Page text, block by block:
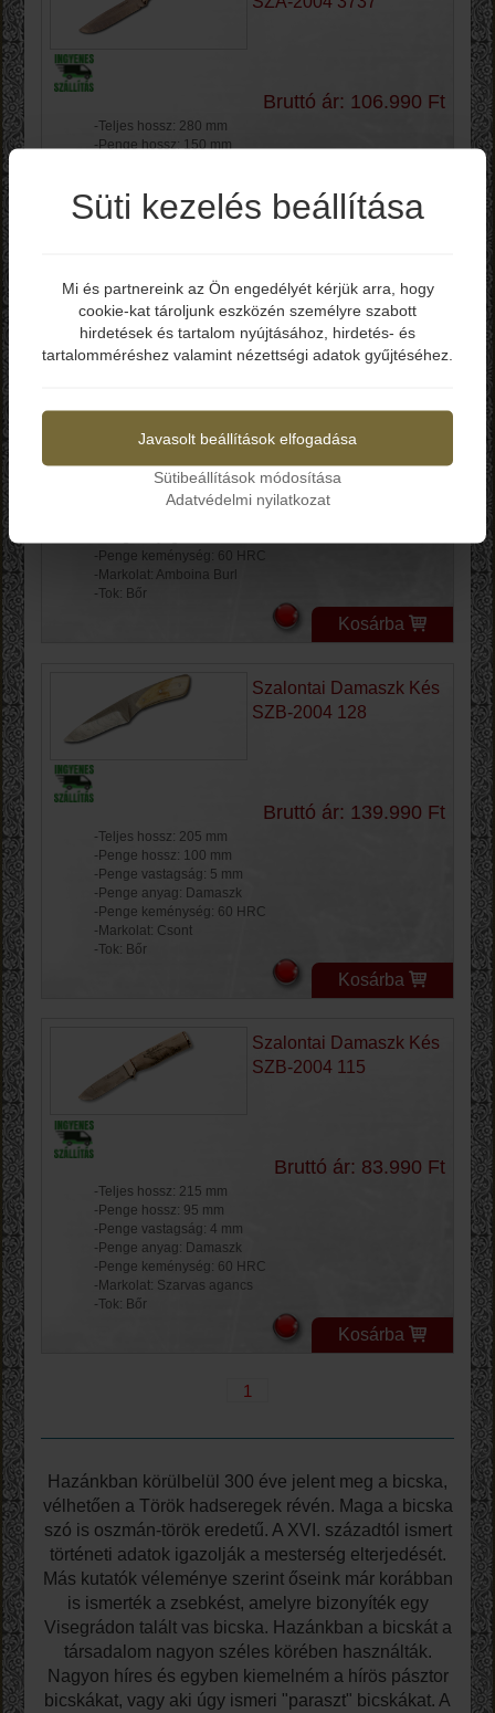
Bruttó ár: 106.990 Ft
-Teljes hossz: 280 mm
-Penge hossz: 150 mm
-Penge keménység: 60 HRC
-Markolat: Amboina Burl
Szalontai Damaszk Kés
SZB-2002 741
-Teljes hossz: 220 mm
-Penge hossz: 105 mm
-Penge keménység: 60 HRC
-Markolat: Amboina Burl
-Tok: Bőr
Kosárba
Szalontai Damaszk Kés
SZB-2004 128
Bruttó ár: 139.990 Ft
-Teljes hossz: 205 mm
-Penge hossz: 100 mm
-Penge vastagság: 5 mm
-Penge anyag: Damaszk
-Penge keménység: 60 HRC
-Markolat: Csont
-Tok: Bőr
Kosárba
Szalontai Damaszk Kés
SZB-2004 115
Bruttó ár: 83.990 Ft
-Teljes hossz: 215 mm
-Penge hossz: 95 mm
-Penge vastagság: 4 mm
-Penge anyag: Damaszk
-Penge keménység: 60 HRC
-Markolat: Szarvas agancs
-Tok: Bőr
Kosárba
1
Hazánkban körülbelül 300 éve jelent meg a bicska,
vélhetően a Török hadseregek révén. Maga a bicska
szó is oszmán-török eredetű. A XVI. századtól ismert
történeti adatok igazolják a mesterség elterjedését.
Más kutatók véleménye szerint őseink már korábban
is ismerték a zsebkést, amelyre bizonyíték egy
Visegrádon talált vas bicska. Hazánkban a bicskát a
társadalom nagyon széles körében használták.
Nagyon híres és egyben kiemelném a hírös pásztor
bicskákat, vagy aki úgy ismeri "paraszt" bicskákat. A
Elmúltál már 18 éves?
Süti kezelés beállítása
Mi és partnereink az Ön engedélyét kérjük arra, hogy
cookie-kat tároljunk eszközén személyre szabott
hirdetések és tartalom nyújtásához, hirdetés- és
tartalomméréshez valamint nézettségi adatok gyűjtéséhez.
Javasolt beállítások elfogadása
Sütibeállítások módosítása
Adatvédelmi nyilatkozat